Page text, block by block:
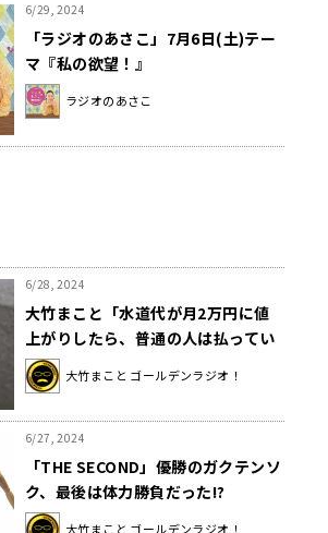
6/29, 2024
「ラジオのあさこ」7月6日(土)テー
マ『私の欲望！』
ラジオのあさこ
6/28, 2024
大竹まこと「水道代が月2万円に値
上がりしたら、普通の人は払ってい
けるのか」
大竹まこと ゴールデンラジオ！
6/27, 2024
「THE SECOND」優勝のガクテンソ
ク、最後は体力勝負だった!?
大竹まこと ゴールデンラジオ！